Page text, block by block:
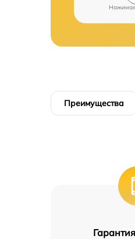
Нажимая
Преимущества